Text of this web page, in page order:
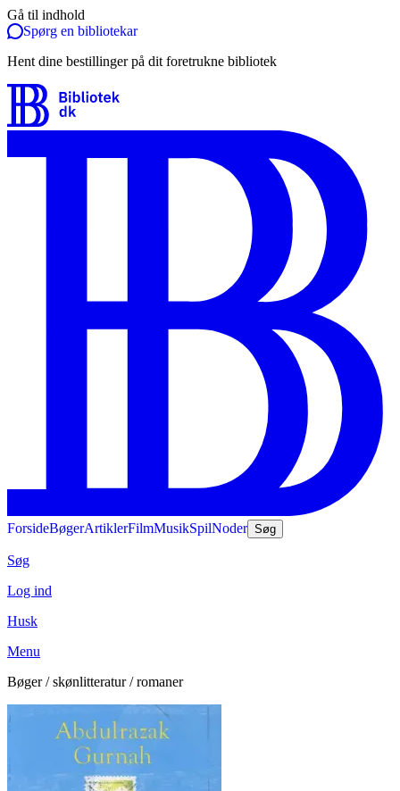
Gå til indhold
Spørg en bibliotekar
Hent dine bestillinger på dit foretrukne bibliotek
ForsideBøgerArtiklerFilmMusikSpilNoder Søg
Søg
Log ind
Husk
Menu
Bøger / skønlitteratur / romaner